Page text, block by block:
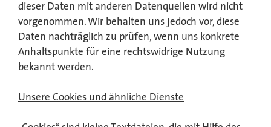
dieser Daten mit anderen Datenquellen wird nicht
vorgenommen. Wir behalten uns jedoch vor, diese
Daten nachträglich zu prüfen, wenn uns konkrete
Anhaltspunkte für eine rechtswidrige Nutzung
bekannt werden.
Unsere Cookies und ähnliche Dienste